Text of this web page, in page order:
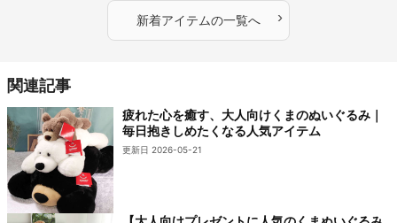
新着アイテムの一覧へ ›
関連記事
疲れた心を癒す、大人向けくまのぬいぐるみ｜
毎日抱きしめたくなる人気アイテム
更新日 2026-05-21